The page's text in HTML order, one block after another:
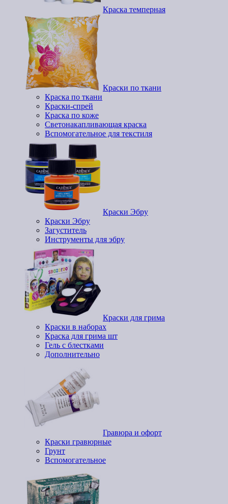
Краска темперная
Краски по ткани
Краска по ткани
Краски-спрей
Краска по коже
Светонакапливающая краска
Вспомогательное для текстиля
Краски Эбру
Краски Эбру
Загуститель
Инструменты для эбру
Краски для грима
Краски в наборах
Краска для грима шт
Гель с блестками
Дополнительно
Гравюра и офорт
Краски гравюрные
Грунт
Вспомогательное